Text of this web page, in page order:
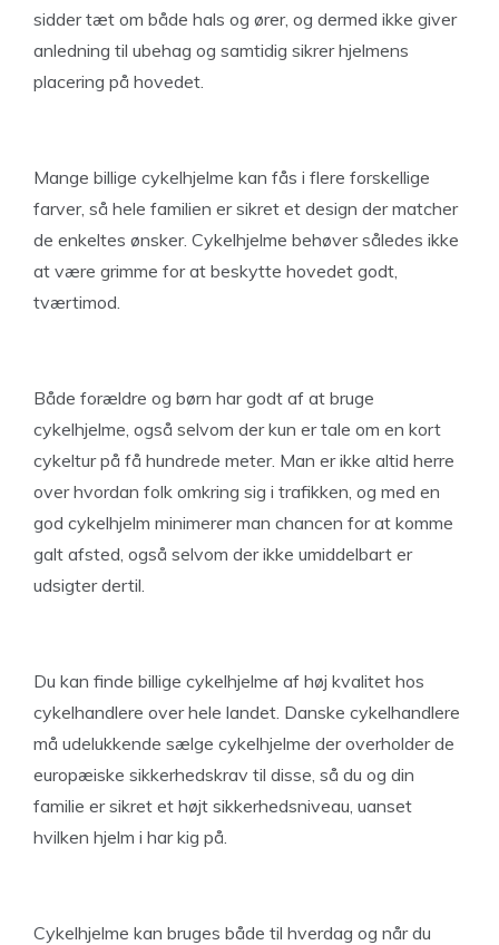
sidder tæt om både hals og ører, og dermed ikke giver
anledning til ubehag og samtidig sikrer hjelmens
placering på hovedet.
Mange billige cykelhjelme kan fås i flere forskellige
farver, så hele familien er sikret et design der matcher
de enkeltes ønsker. Cykelhjelme behøver således ikke
at være grimme for at beskytte hovedet godt,
tværtimod.
Både forældre og børn har godt af at bruge
cykelhjelme, også selvom der kun er tale om en kort
cykeltur på få hundrede meter. Man er ikke altid herre
over hvordan folk omkring sig i trafikken, og med en
god cykelhjelm minimerer man chancen for at komme
galt afsted, også selvom der ikke umiddelbart er
udsigter dertil.
Du kan finde billige cykelhjelme af høj kvalitet hos
cykelhandlere over hele landet. Danske cykelhandlere
må udelukkende sælge cykelhjelme der overholder de
europæiske sikkerhedskrav til disse, så du og din
familie er sikret et højt sikkerhedsniveau, uanset
hvilken hjelm i har kig på.
Cykelhjelme kan bruges både til hverdag og når du